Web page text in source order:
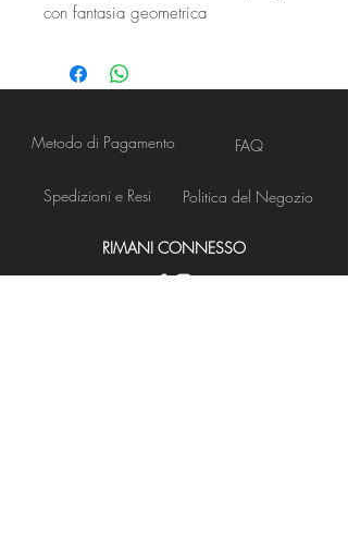
con fantasia geometrica
Metodo di Pagamento
Spedizioni e Resi
FAQ
Politica del Negozio
RIMANI CONNESSO